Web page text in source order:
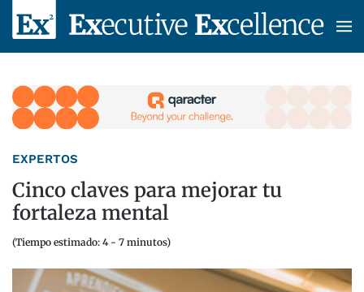
Skip to main content
EXPERTOS
Cinco claves para mejorar tu
fortaleza mental
(Tiempo estimado: 4 - 7 minutos)